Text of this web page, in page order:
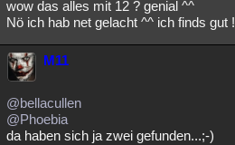
wow das alles mit 12 ? genial ^^
Nö ich hab net gelacht ^^ ich finds gut !
M11
@bellacullen
@Phoebia
da haben sich ja zwei gefunden...;-)